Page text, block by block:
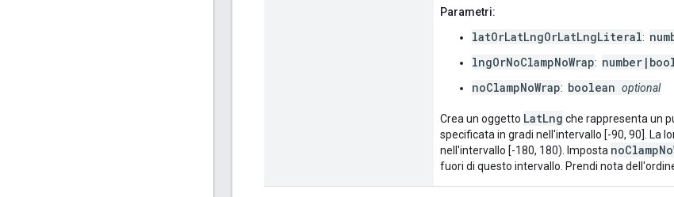
Parametri:
latOrLatLngOrLatLngLiteral:
lngOrNoClampNoWrap:
noClampNoWrap: boolean optional
Crea un oggetto LatLng che rappresenta un
specificata in gradi nell'intervallo [-90, 90]. La
nell'intervallo [-180, 180). Imposta
fuori di questo intervallo. Prendi nota